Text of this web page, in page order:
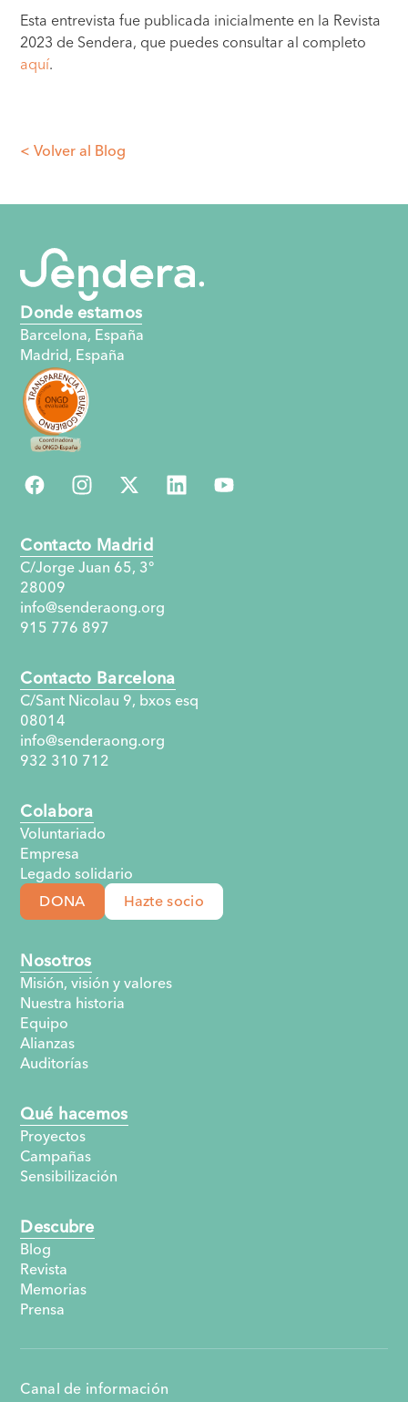
Esta entrevista fue publicada inicialmente en la Revista
2023 de Sendera, que puedes consultar al completo
aquí.
< Volver al Blog
Donde estamos
Barcelona, España
Madrid, España
Nosotros
Misión, visión y valores
Nuestra historia
Equipo
Alianzas
Auditorías
Qué hacemos
Proyectos
Campañas
Sensibilización
Descubre
Blog
Revista
Memorias
Prensa
Colabora
Voluntariado
Empresa
Legado solidario
DONA Hazte socio
Contacto Madrid
C/Jorge Juan 65, 3°
28009
info@senderaong.org
915 776 897
Contacto Barcelona
C/Sant Nicolau 9, bxos esq
08014
info@senderaong.org
932 310 712
Canal de información